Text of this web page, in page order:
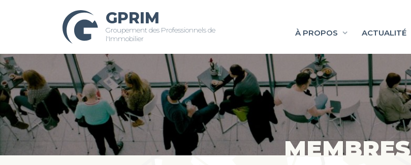
GPRIM
Groupement des Professionnels de
l'Immobilier
À PROPOS ACTUALITÉ
MEMBRES